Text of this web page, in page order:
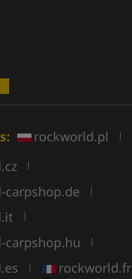
rockworld.pl |
|
carpshop.de |
|
carpshop.hu |
| rockworld.fr